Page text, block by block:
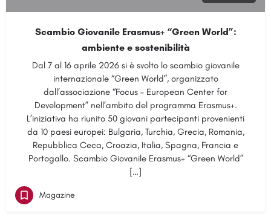
Scambio Giovanile Erasmus+ “Green World”:
ambiente e sostenibilità
Dal 7 al 16 aprile 2026 si è svolto lo scambio giovanile
internazionale “Green World”, organizzato
dall’associazione “Focus – European Center for
Development” nell’ambito del programma Erasmus+.
L’iniziativa ha riunito 50 giovani partecipanti provenienti
da 10 paesi europei: Bulgaria, Turchia, Grecia, Romania,
Repubblica Ceca, Croazia, Italia, Spagna, Francia e
Portogallo. Scambio Giovanile Erasmus+ “Green World”
[…]
Magazine